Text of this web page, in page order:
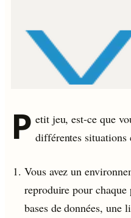
P etit jeu, est-ce que
différentes situations
Vous avez un
reproduire pour chaque
bases de données, une